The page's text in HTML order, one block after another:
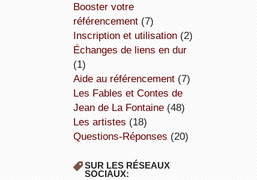
booster votre
référencement(7)
inscription et utilisation(2)
échanges de liens en dur
(1)
aide au référencement(7)
Les Fables et Contes de
Jean de La Fontaine(48)
Les artistes (18)
Questions-Réponses (20)
SUR LES RÉSEAUX
SOCIAUX: